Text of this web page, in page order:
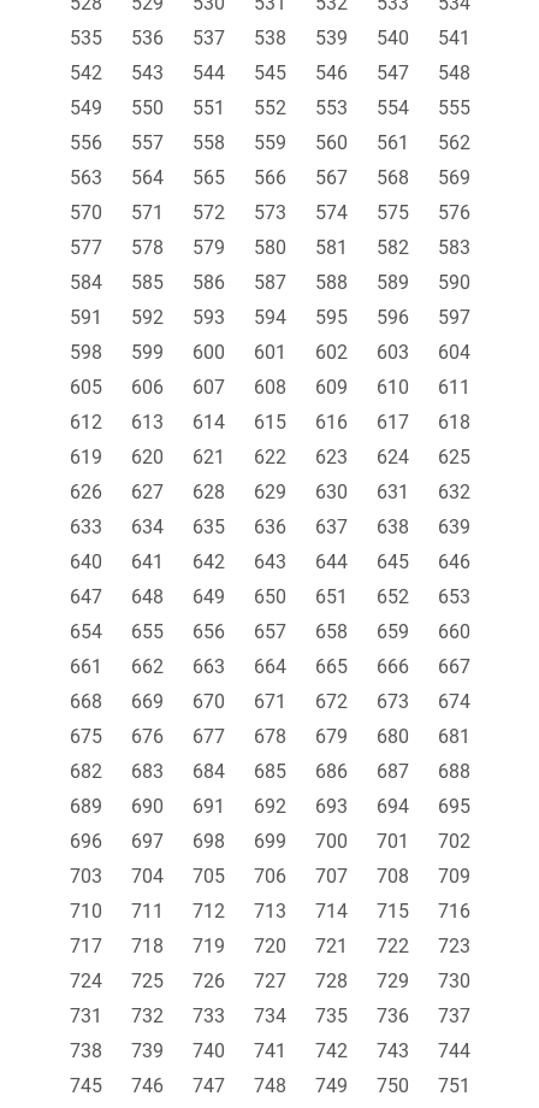
535
536 537 538 539 540
541
542
543 544 545 546 547
548
549
550 551 552 553 554
555
556
557 558 559 560 561
562
563
564 565 566 567 568
569
570
571 572 573 574 575
576
577
578 579 580 581 582
583
584
585 586 587 588 589
590
591
592 593 594 595 596
597
598
599 600 601 602 603
604
605
606 607 608 609 610
611
612
613 614 615 616 617
618
619
620 621 622 623 624
625
626
627 628 629 630 631
632
633
634 635 636 637 638
639
640
641 642 643 644 645
646
647
648 649 650 651 652
653
654
655 656 657 658 659
660
661
662 663 664 665 666
667
668
669 670 671 672 673
674
675
676 677 678 679 680
681
682
683 684 685 686 687
688
689
690 691 692 693 694
695
696
697 698 699 700 701
702
703
704 705 706 707 708
709
710
711 712 713 714 715
716
717
718 719 720 721 722
723
724
725 726 727 728 729
730
731
732 733 734 735 736
737
738
739 740 741 742 743
744
745
746 747 748 749 750
751